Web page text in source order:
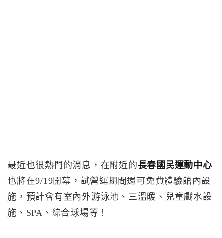
最近也很熱門的消息，在附近的長春國民運動中心
也將在9/19開幕，試營運期間還可免費體驗館內設
施，預計會有室內外游泳池、三溫暖、兒童戲水設
施、SPA、綜合球場等！